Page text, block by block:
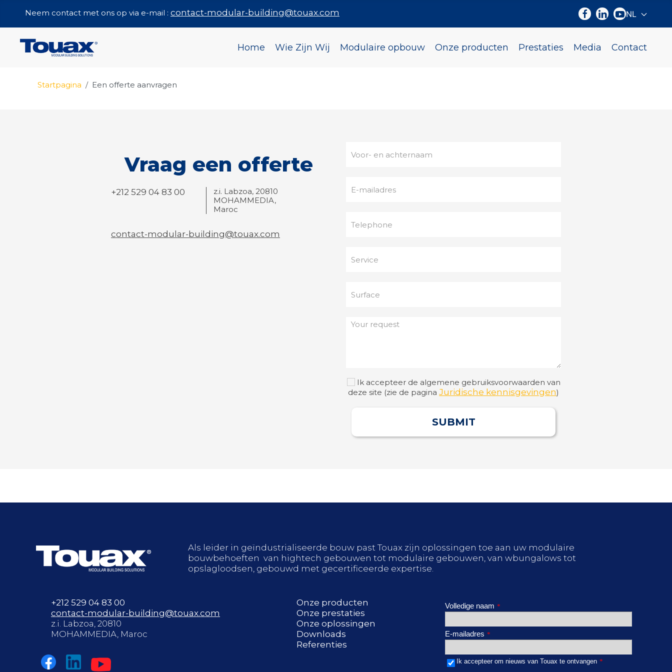
Neem contact met ons op via e-mail : contact-modular-building@touax.com Selecteer
NL
Home Wie Zijn Wij Modulaire opbouw Onze producten Prestaties Media Contact
Startpagina Een offerte aanvragen
Vraag een offerte
+212 529 04 83 00
z.i. Labzoa, 20810
MOHAMMEDIA,
Maroc
contact-modular-building@touax.com
Ik accepteer de algemene gebruiksvoorwaarden van
deze site (zie de pagina Juridische kennisgevingen)
SUBMIT
Als leider in geïndustrialiseerde bouw past Touax zijn oplossingen toe aan uw modulaire
bouwbehoeften van hightech gebouwen tot modulaire gebouwen, van wbungalows tot
opslagloodsen, gebouwd met gecertificeerde expertise.
+212 529 04 83 00
contact-modular-building@touax.com
z.i. Labzoa, 20810
MOHAMMEDIA, Maroc
Onze producten
Onze prestaties
Onze oplossingen
Downloads
Referenties